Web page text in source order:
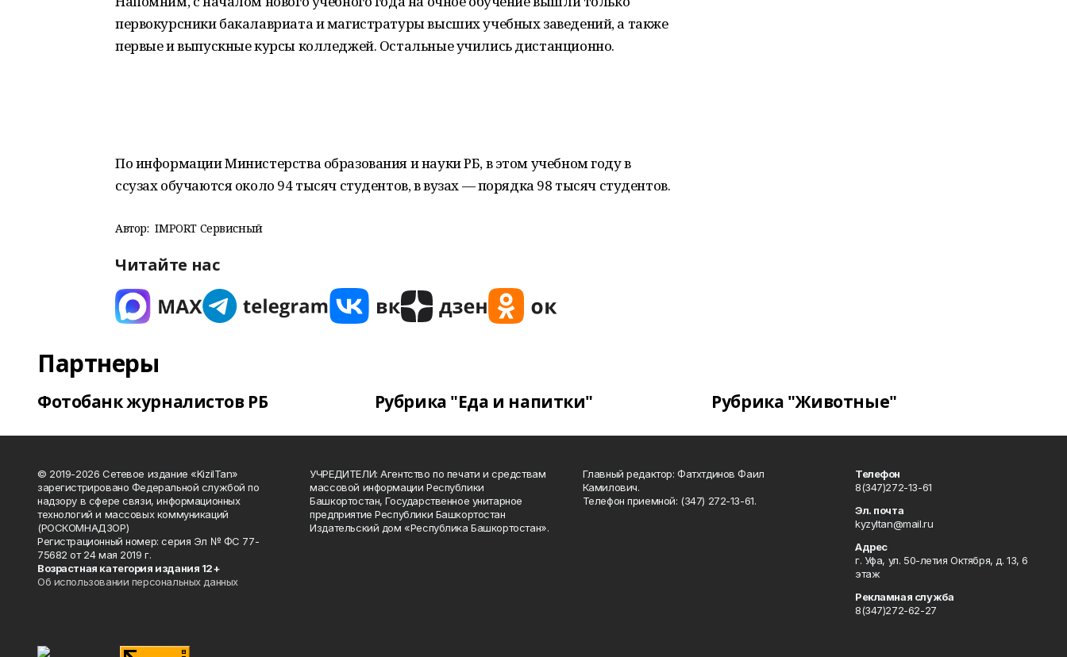
первокурсники бакалавриата и магистратуры высших учебных заведений, а также
первые и выпускные курсы колледжей. Остальные учились дистанционно.
По информации Министерства образования и науки РБ, в этом учебном году в
ссузах обучаются около 94 тысяч студентов, в вузах — порядка 98 тысяч студентов.
Автор: IMPORT Сервисный
Читайте нас
Партнеры
Фотобанк журналистов РБ Рубрика "Еда и напитки" Рубрика "Животные"
© 2019-2026 Сетевое издание «KizilTan»
зарегистрировано Федеральной службой по
надзору в сфере связи, информационных
технологий и массовых коммуникаций
(РОСКОМНАДЗОР)
Регистрационный номер: серия Эл № ФС 77-
75682 от 24 мая 2019 г.
Возрастная категория издания 12+
Об использовании персональных данных
УЧРЕДИТЕЛИ: Агентство по печати и средствам
массовой информации Республики
Башкортостан, Государственное унитарное
предприятие Республики Башкортостан
Издательский дом «Республика Башкортостан».
Главный редактор: Фатхтдинов Фаил
Камилович.
Телефон приемной: (347) 272-13-61.
Телефон
8(347)272-13-61
Эл. почта
kyzyltan@mail.ru
Адрес
г. Уфа, ул. 50-летия Октября, д. 13, 6
этаж
Рекламная служба
8(347)272-62-27